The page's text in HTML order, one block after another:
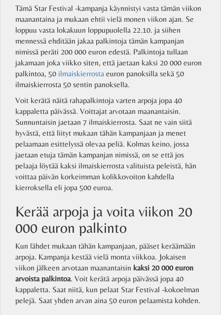
Tämä Star Festival -kampanja käynnistyi vasta tämän viikon
maanantaina ja mukaan ehtii vielä monen viikon ajan. Se
loppuu vasta lokakuun loppupuolella 22.10. ja siihen
mennessä ehditään jakaa palkintoja tämän kampanjan
nimissä peräti 200 000 euron edestä. Palkintoja tullaan
jakamaan joka viikko siten, että jaetaan kaksi 20 000 euron
palkintoa, 50 ilmaiskierrosta euron panoksilla sekä 50
ilmaiskierrosta 50 sentin panoksella.
Voit kerätä näitä rahapalkintoja varten arpoja jopa 40
kappaletta päivässä. Voittajat arvotaan maanantaisin.
Sunnuntaisin jaetaan 7 ilmaiskierrosta. Saat ne vain siitä
hyvästä, että liityt mukaan tähän kampanjaan ja menet
pelaamaan esittelyssä olevaa peliä. Kolmas keino, jossa
jaetaan etuja tämän kampanjan nimissä, on se että jos
pelaaja löytää kaksi ilmaiskierrosta valituista peleistä, hän
voittaa päivän korkeimman kolikkovoiton kahdella
kierroksella eli jopa 500 euroa.
Kerää arpoja ja voita viikon 20
000 euron palkinto
Kun lähdet mukaan tähän kampanjaan, pääset keräämään
arpoja. Kampanja kestää vielä monta viikkoa. Jokaisen
viikon jälkeen arvotaan maanantaisin kaksi 20 000 euron
arvoista palkintoa. Voit kerätä arpoja päivässä jopa 40
kappaletta. Saat niitä, kun pelaat Star Festival -kokoelman
pelejä. Saat yhden arvan aina 50 euron pelaamista kohden.